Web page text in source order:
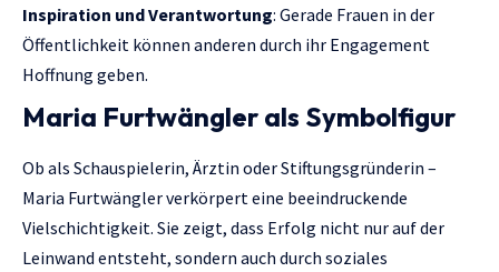
Inspiration und Verantwortung: Gerade Frauen in der
Öffentlichkeit können anderen durch ihr Engagement
Hoffnung geben.
Maria Furtwängler als Symbolfigur
Ob als Schauspielerin, Ärztin oder Stiftungsgründerin –
Maria Furtwängler verkörpert eine beeindruckende
Vielschichtigkeit. Sie zeigt, dass Erfolg nicht nur auf der
Leinwand entsteht, sondern auch durch soziales